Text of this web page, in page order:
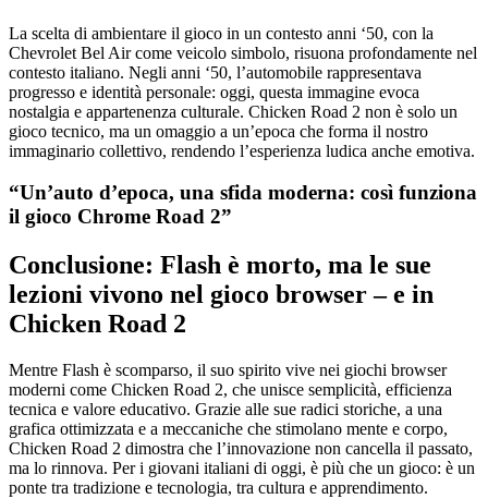
La scelta di ambientare il gioco in un contesto anni ‘50, con la
Chevrolet Bel Air come veicolo simbolo, risuona profondamente nel
contesto italiano. Negli anni ‘50, l’automobile rappresentava
progresso e identità personale: oggi, questa immagine evoca
nostalgia e appartenenza culturale. Chicken Road 2 non è solo un
gioco tecnico, ma un omaggio a un’epoca che forma il nostro
immaginario collettivo, rendendo l’esperienza ludica anche emotiva.
“Un’auto d’epoca, una sfida moderna: così funziona
il gioco Chrome Road 2”
Conclusione: Flash è morto, ma le sue
lezioni vivono nel gioco browser – e in
Chicken Road 2
Mentre Flash è scomparso, il suo spirito vive nei giochi browser
moderni come Chicken Road 2, che unisce semplicità, efficienza
tecnica e valore educativo. Grazie alle sue radici storiche, a una
grafica ottimizzata e a meccaniche che stimolano mente e corpo,
Chicken Road 2 dimostra che l’innovazione non cancella il passato,
ma lo rinnova. Per i giovani italiani di oggi, è più che un gioco: è un
ponte tra tradizione e tecnologia, tra cultura e apprendimento.